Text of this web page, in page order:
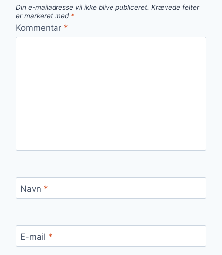
Din e-mailadresse vil ikke blive publiceret. Krævede felter
er markeret med *
Kommentar *
Navn *
E-mail *